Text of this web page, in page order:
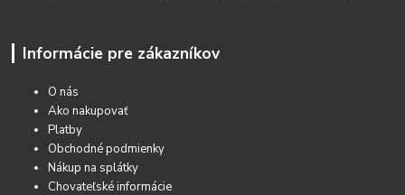
Informácie pre zákazníkov
O nás
Ako nakupovať
Platby
Obchodné podmienky
Nákup na splátky
Chovateľské informácie